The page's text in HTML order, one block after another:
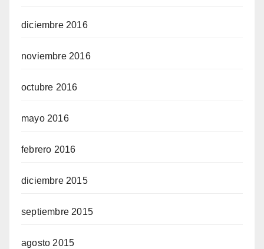
diciembre 2016
noviembre 2016
octubre 2016
mayo 2016
febrero 2016
diciembre 2015
septiembre 2015
agosto 2015